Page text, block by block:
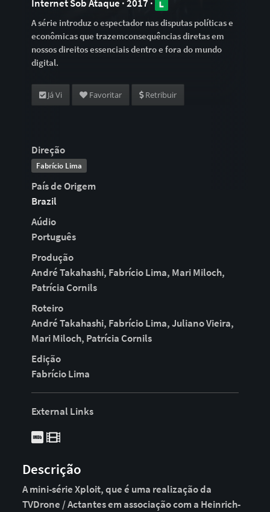
Internet Sob Ataque · 2017 ·
A série introduz o espectador nas disputas políticas e
econômicas que trazemconsequências diretas em
nossos direitos essenciais dentro e fora do mundo
digital.
Já Vi Favoritar Retribuir
Direção
Fabrício Lima
País de Origem
Brazil
Aúdio
Português
Produção
André Takahashi, Fabrício Lima, Mari Miloch,
Patrícia Cornils
Roteiro
André Takahashi, Fabrício Lima, Juliano Vieira,
Mari Miloch, Patrícia Cornils
Edição
Fabrício Lima
External Links
Descrição
A mini-série Xploit, que é uma realização da
TVDrone / Actantes em associação com a Heinrich-